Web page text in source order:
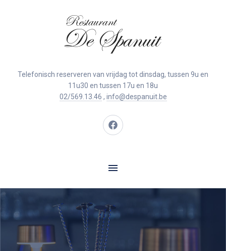
Telefonisch reserveren van vrijdag tot dinsdag, tussen 9u en
11u30 en tussen 17u en 18u
02/569.13.46 , info@despanuit.be
New